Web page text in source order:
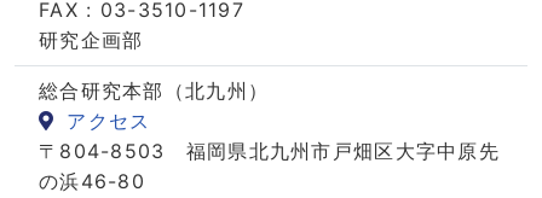
FAX : 03-3510-1197
研究企画部
総合研究本部（北九州）
アクセス
〒804-8503 福岡県北九州市戸畑区大字中原先
の浜46-80